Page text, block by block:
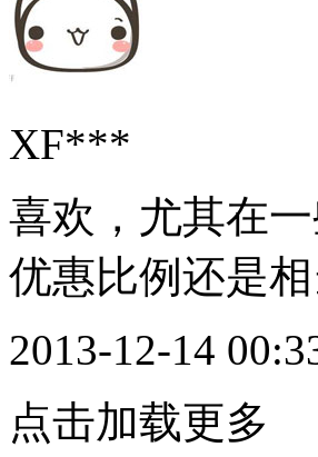
XF***
喜欢，尤其在
优惠比例还是
2013-12-14
点击加载更多